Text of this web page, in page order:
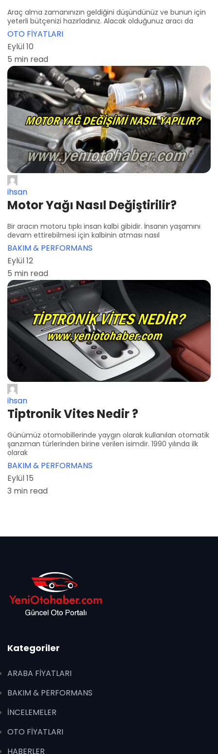
Araç alma zamanınızın geldiğini düşündünüz ve bunun için
yeterli bütçenizi hazırladınız. Alacak olduğunuz aracı da
OTO FİYATLARI
Eylül 10
5 min read
ihsan
Motor Yağı Nasıl Değiştirilir?
Bir aracın motoru tıpkı insan kalbi gibidir. İnsanın yaşamını
devam ettirebilmesi için kalbinin atması nasıl
BAKIM & PERFORMANS
Eylül 12
5 min read
ihsan
Tiptronik Vites Nedir ?
Günümüz otomobillerinde yaygın olarak kullanılan otomatik
şanzıman türlerinden birine verilen isimdir. 1990 yılında ilk
olarak
BAKIM & PERFORMANS
Eylül 15
3 min read
Kategoriler
ARABA FİYATLARI
BAKIM & PERFORMANS
İNCELEMELER
OTO FİYATLARI
HABERLER